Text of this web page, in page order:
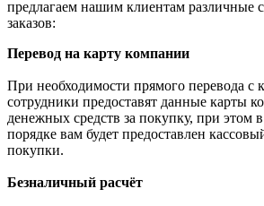
предлагаем нашим клиентам различные
заказов:
Перевод на карту компании
При необходимости прямого перевода с
сотрудники предоставят данные карты
денежных средств за покупку, при этом
порядке вам будет предоставлен
покупки.
Безналичный расчёт